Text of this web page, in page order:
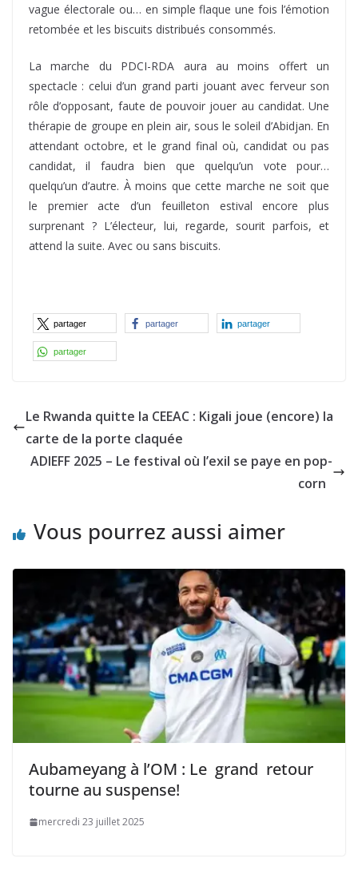
vague électorale ou… en simple flaque une fois l’émotion
retombée et les biscuits distribués consommés.
La marche du PDCI-RDA aura au moins offert un
spectacle : celui d’un grand parti jouant avec ferveur son
rôle d’opposant, faute de pouvoir jouer au candidat. Une
thérapie de groupe en plein air, sous le soleil d’Abidjan. En
attendant octobre, et le grand final où, candidat ou pas
candidat, il faudra bien que quelqu’un vote pour…
quelqu’un d’autre. À moins que cette marche ne soit que
le premier acte d’un feuilleton estival encore plus
surprenant ? L’électeur, lui, regarde, sourit parfois, et
attend la suite. Avec ou sans biscuits.
partager partager partager
partager
Le Rwanda quitte la CEEAC : Kigali joue (encore) la
carte de la porte claquée
ADIEFF 2025 – Le festival où l’exil se paye en pop-
corn
Vous pourrez aussi aimer
Aubameyang à l’OM : Le grand retour
tourne au suspense!
mercredi 23 juillet 2025